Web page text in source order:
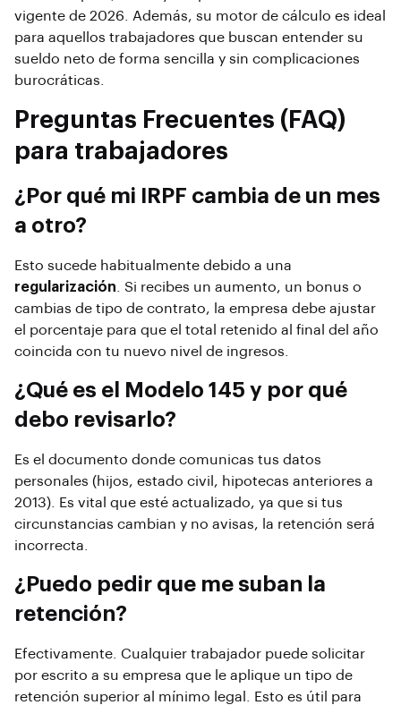
vigente de 2026. Además, su motor de cálculo es ideal
para aquellos trabajadores que buscan entender su
sueldo neto de forma sencilla y sin complicaciones
burocráticas.
Preguntas Frecuentes (FAQ)
para trabajadores
¿Por qué mi IRPF cambia de un mes
a otro?
Esto sucede habitualmente debido a una
regularización . Si recibes un aumento, un bonus o
cambias de tipo de contrato, la empresa debe ajustar
el porcentaje para que el total retenido al final del año
coincida con tu nuevo nivel de ingresos.
¿Qué es el Modelo 145 y por qué
debo revisarlo?
Es el documento donde comunicas tus datos
personales (hijos, estado civil, hipotecas anteriores a
2013). Es vital que esté actualizado, ya que si tus
circunstancias cambian y no avisas, la retención será
incorrecta.
¿Puedo pedir que me suban la
retención?
Efectivamente. Cualquier trabajador puede solicitar
por escrito a su empresa que le aplique un tipo de
retención superior al mínimo legal. Esto es útil para